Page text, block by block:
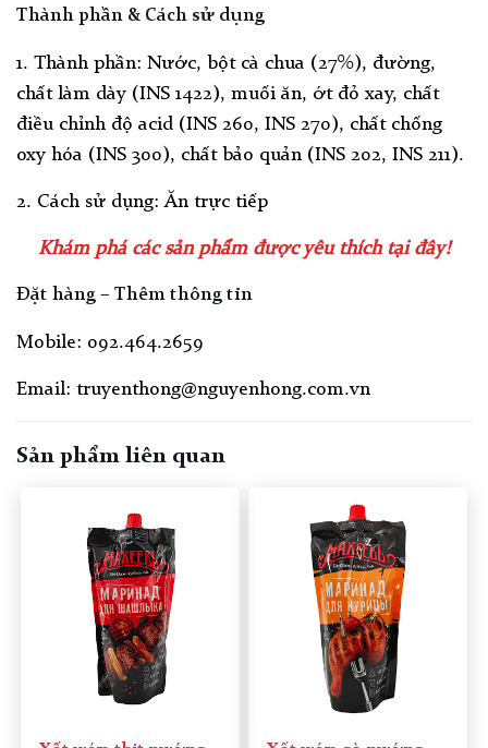
Thành phần & Cách sử dụng
1. Thành phần: Nước, bột cà chua (27%), đường,
chất làm dày (INS 1422), muối ăn, ớt đỏ xay, chất
điều chỉnh độ acid (INS 260, INS 270), chất chống
oxy hóa (INS 300), chất bảo quản (INS 202, INS 211).
2. Cách sử dụng: Ăn trực tiếp
Khám phá các sản phẩm được yêu thích tại đây!
Đặt hàng – Thêm thông tin
Mobile: 092.464.2659
Email: truyenthong@nguyenhong.com.vn
Sản phẩm liên quan